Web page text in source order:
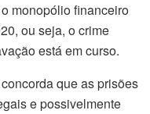
monopólio financeiro
ou seja, o crime
está em curso.
que as prisões
e possivelmente